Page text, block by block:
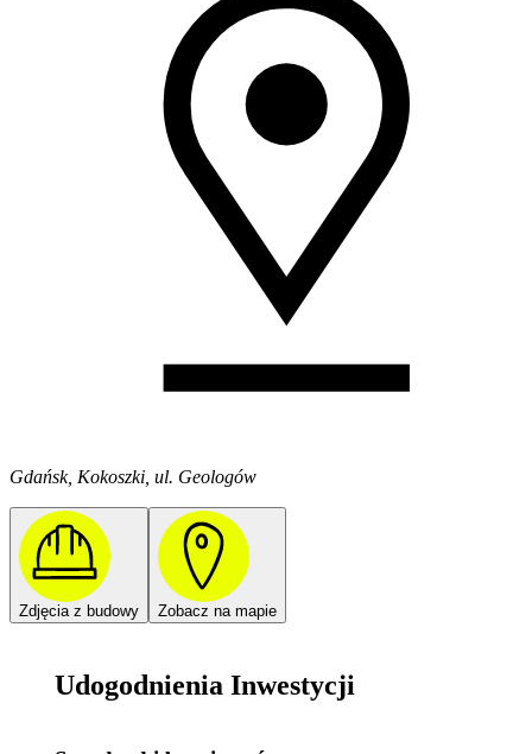
Gdańsk, Kokoszki, ul. Geologów
Zdjęcia z budowy Zobacz na mapie
Udogodnienia Inwestycji